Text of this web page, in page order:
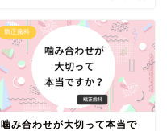
矯正歯科
噛み合わせが大切って本当で